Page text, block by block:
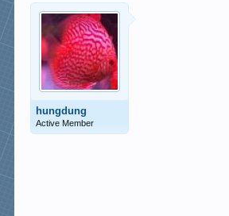
hungdung
Active Member